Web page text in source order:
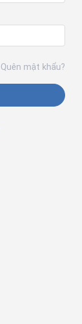
Quên mật khẩu?